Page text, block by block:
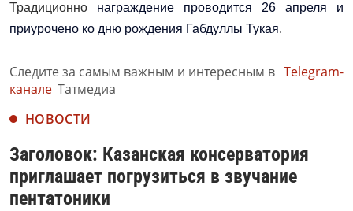
Традиционно награждение проводится 26 апреля и
приурочено ко дню рождения Габдуллы Тукая.
Следите за самым важным и интересным в Telegram-
канале Татмедиа
НОВОСТИ
Заголовок: Казанская консерватория
приглашает погрузиться в звучание
пентатоники